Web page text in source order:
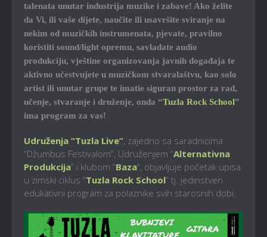
talenata unutar industrija muzike i zabave! Ako želite
da Vi, ili vaše dijete, naučite ili usavršite sviranje na
nekim od muzičkih instrumenata, pjevate, pravilno
koristiti sound/light opremu, savladate audio
produkciju, vještine organizovanja javnih događaja te
aktivno učestvujete u muzičkom stvaralaštvu, kao solo
artist ili unutar grupe te imatie siguran prostor za rad,
učenje, stvaranje i druženje, onda “Tuzla Rock School”
ima program za vas!
Udruženja “Tuzla Live”, zajedno sa saradnicima
“Džumbus Festivalom”, Udruženjem “Alternativna
Produkcija” i klubom “Baza“, objavljuje početak upisa
u zimski ciklus “Tuzla Rock School” tj. jedinstven
edukativni program za polaznike svih starosnih dobi.